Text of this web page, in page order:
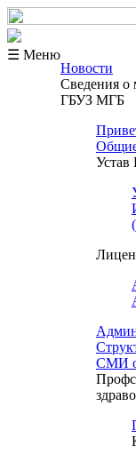
☰ Меню
Новости
Сведения о
ГБУЗ МГБ
СМИ